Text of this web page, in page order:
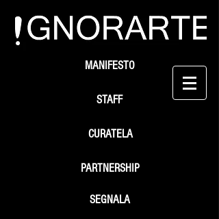
STAFF
SEGNALA
MANIFESTO
PARTNERSHIP
CURATELA